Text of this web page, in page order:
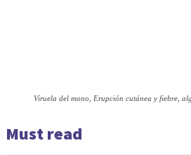
Viruela del mono, Erupción cutánea y fiebre,
Must read